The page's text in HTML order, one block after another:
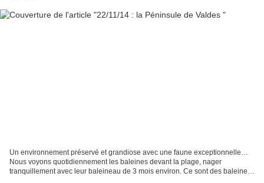
Un environnement préservé et grandiose avec une faune exceptionnelle…
Nous voyons quotidiennement les baleines devant la plage, nager
tranquillement avec leur baleineau de 3 mois environ. Ce sont des baleines